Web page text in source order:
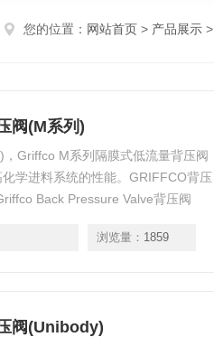
您的位置： 网站首页 > 产品展示 >
阀(M系列)
Griffco M系列隔膜式低流量背压阀
学进料系统的性能。GRIFFCO背压
Back Pressure Valve背压阀
浏览量： 1859
阀(Unibody)